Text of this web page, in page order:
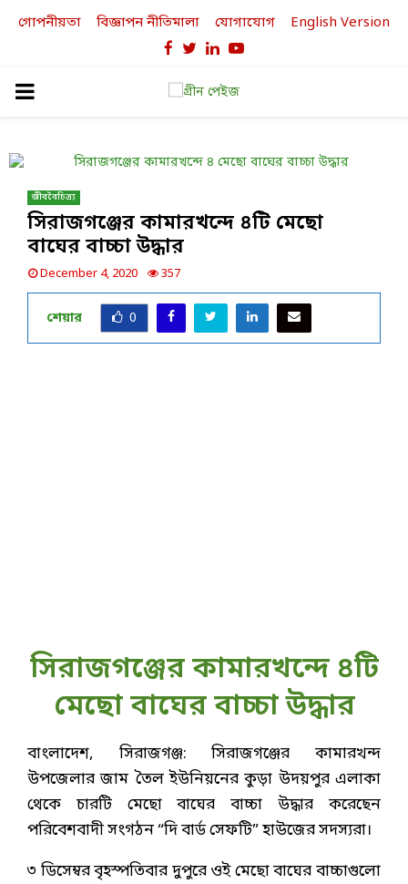
গোপনীয়তা বিজ্ঞাপন নীতিমালা যোগাযোগ English Version
Facebook
TwitterLinkedinYoutube
PRIMARY
জীববৈচিত্র্য
সিরাজগঞ্জের কামারখন্দে ৪টি মেছো
বাঘের বাচ্চা উদ্ধার
December 4, 2020 357
শেয়ার 0
সিরাজগঞ্জের কামারখন্দে ৪টি
মেছো বাঘের বাচ্চা উদ্ধার
বাংলাদেশ, সিরাজগঞ্জ: সিরাজগঞ্জের কামারখন্দ
উপজেলার জাম তৈল ইউনিয়নের কুড়া উদয়পুর এলাকা
থেকে চারটি মেছো বাঘের বাচ্চা উদ্ধার করেছেন
পরিবেশবাদী সংগঠন “দি বার্ড সেফটি” হাউজের সদস্যরা।
৩ ডিসেম্বর বৃহস্পতিবার দুপুরে ওই মেছো বাঘের বাচ্চাগুলো